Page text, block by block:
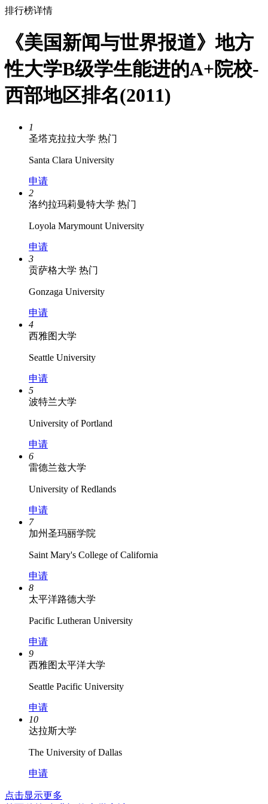
排行榜详情
《美国新闻与世界报道》地方
性大学B级学生能进的A+院校-
西部地区排名(2011)
1
圣塔克拉拉大学 热门
Santa Clara University
申请
2
洛约拉玛莉曼特大学 热门
Loyola Marymount University
申请
3
贡萨格大学 热门
Gonzaga University
申请
4
西雅图大学
Seattle University
申请
5
波特兰大学
University of Portland
申请
6
雷德兰兹大学
University of Redlands
申请
7
加州圣玛丽学院
Saint Mary's College of California
申请
8
太平洋路德大学
Pacific Lutheran University
申请
9
西雅图太平洋大学
Seattle Pacific University
申请
10
达拉斯大学
The University of Dallas
申请
点击显示更多